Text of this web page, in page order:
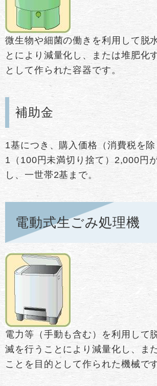
微生物や細菌の働きを利用して脱
とにより減量化し、または堆肥化
として作られた容器です。
補助金
1基につき、購入価格（消費税を
1（100円未満切り捨て）2,000円
し、一世帯2基まで。
電動式生ごみ処理機
電力等（手動も含む）を利用して
滅を行うことにより減量化し、ま
ことを目的として作られた機械です